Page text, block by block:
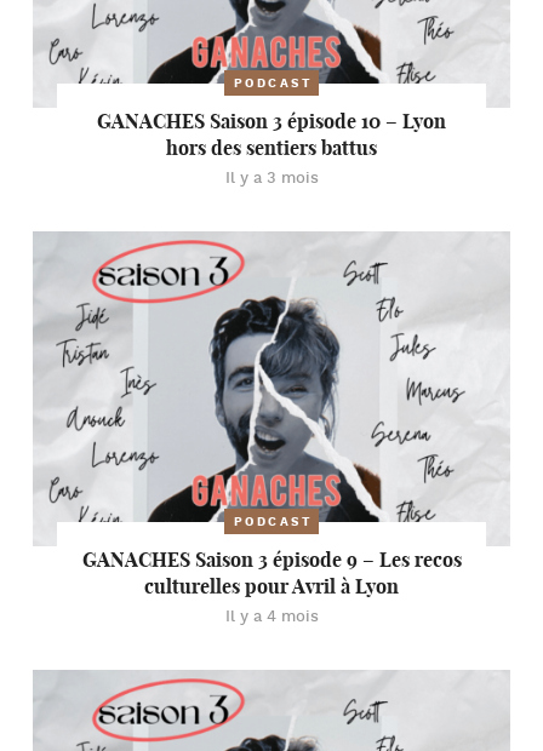
PODCAST
GANACHES Saison 3 épisode 10 – Lyon
hors des sentiers battus
Il y a 3 mois
PODCAST
GANACHES Saison 3 épisode 9 – Les recos
culturelles pour Avril à Lyon
Il y a 4 mois